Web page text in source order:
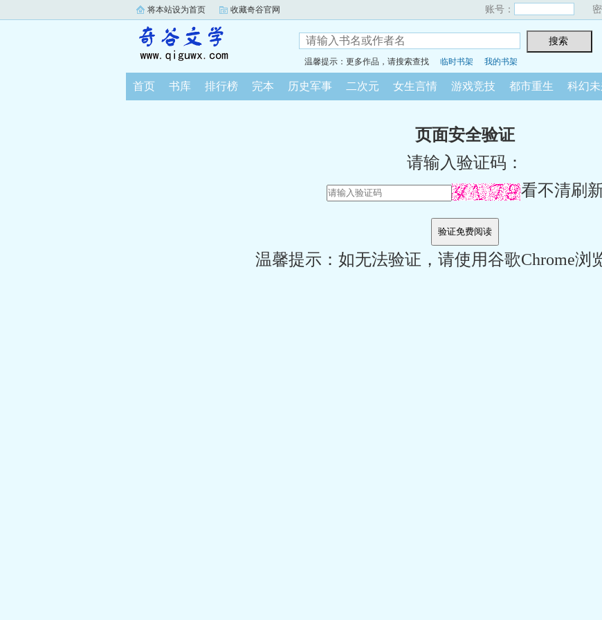
将本站设为首页 收藏奇谷官网 账号：
温馨提示：更多作品，请搜索查找 临时书架 我的书架
首页 书库 排行榜 完本 历史军事 二次元 女生言情 游戏竞技 都市重生 科幻
页面安全验证
请输入验证码：
看不清刷
温馨提示：如无法验证，请使用谷歌Chrome浏